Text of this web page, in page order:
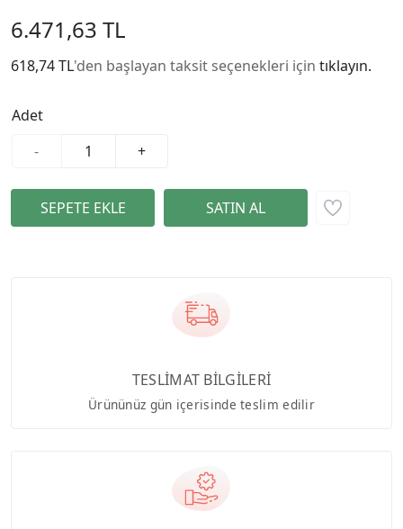
6.471,63 TL
618,74 TL'den başlayan taksit seçenekleri için tıklayın.
Adet
-
+
TESLİMAT BİLGİLERİ
Ürününüz gün içerisinde teslim edilir